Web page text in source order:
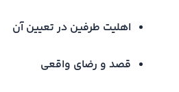
اهلیت طرفین در تعیین آن
قصد و رضای واقعی